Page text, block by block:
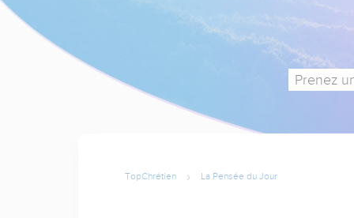
Prenez
TopChrétien La Pensée du Jour